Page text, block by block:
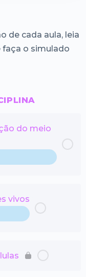
de cada aula, leia
faça o simulado
do meio
vivos